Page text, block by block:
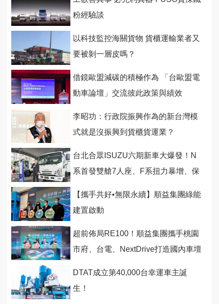
粉經驗談
以科技監控海關貨物 貨櫃運輸業者又
要被剝一層皮嗎？
借鏡歐盟減碳的積極作為 「台歐盟電
動車論壇」交流彼此政策與績效
李昭功：行政院振興作為的新台灣模
式就是沒振興到貨櫃貨運業？
台北合眾ISUZU六期新車大爆發！N
系首發雙艙7人座、F系扭力暴增、保
【攜手共好•無限永續】順益集團綠能
建置啟動
超前佈局RE100！順益集團攜手桃園
市府、台電、NextDrive打造國內車壇
DTAT成立第40,000台幸運車主誕
生！